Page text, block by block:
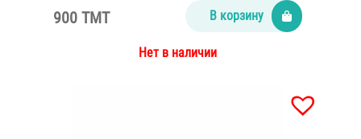
900 TMT В корзину
Нет в наличии